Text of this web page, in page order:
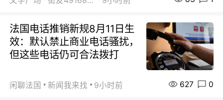
法国电话推销新规8月11日生
效：默认禁止商业电话骚扰，
但这些电话仍可合法拨打
闲聊法国 新闻我来找 9小时前 627 0